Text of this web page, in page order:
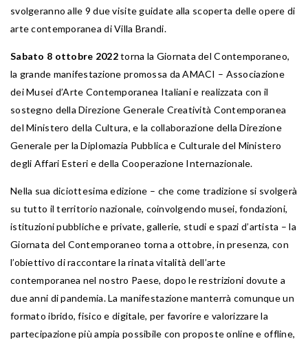
svolgeranno alle 9 due visite guidate alla scoperta delle opere di
arte contemporanea di Villa Brandi.
Sabato 8 ottobre 2022torna la Giornata del Contemporaneo,
la grande manifestazione promossa da AMACI – Associazione
dei Musei d’Arte Contemporanea Italiani e realizzata con il
sostegno della Direzione Generale Creatività Contemporanea
del Ministero della Cultura, e la collaborazione della Direzione
Generale per la Diplomazia Pubblica e Culturale del Ministero
degli Affari Esteri e della Cooperazione Internazionale.
Nella sua diciottesima edizione – che come tradizione si svolgerà
su tutto il territorio nazionale, coinvolgendo musei, fondazioni,
istituzioni pubbliche e private, gallerie, studi e spazi d’artista – la
Giornata del Contemporaneo torna a ottobre, in presenza, con
l’obiettivo di raccontare la rinata vitalità dell’arte
contemporanea nel nostro Paese, dopo le restrizioni dovute a
due anni di pandemia. La manifestazione manterrà comunque un
formato ibrido, fisico e digitale, per favorire e valorizzare la
partecipazione più ampia possibile con proposte online e offline,